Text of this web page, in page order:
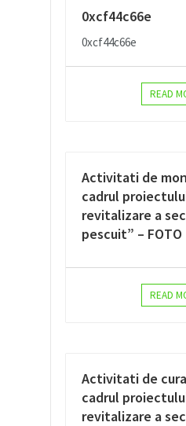
0xcf44c66e
0xcf44c66e
READ
Activitati de
cadrul
revitalizare a
pescuit” – FOTO
READ
Activitati de
cadrul
revitalizare a